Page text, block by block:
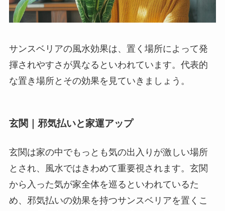
サンスベリアの風水効果は、置く場所によって発
揮されやすさが異なるといわれています。代表的
な置き場所とその効果を見ていきましょう。
玄関｜邪気払いと家運アップ
玄関は家の中でもっとも気の出入りが激しい場所
とされ、風水ではきわめて重要視されます。玄関
から入った気が家全体を巡るといわれているた
め、邪気払いの効果を持つサンスベリアを置くこ